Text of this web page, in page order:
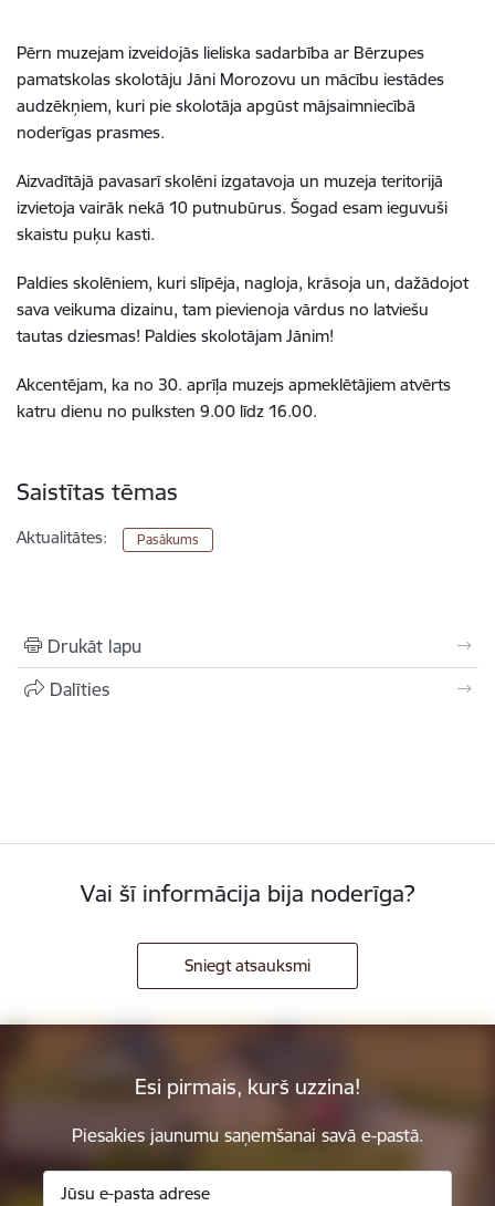
Pērn muzejam izveidojās lieliska sadarbība ar Bērzupes
pamatskolas skolotāju Jāni Morozovu un mācību iestādes
audzēkņiem, kuri pie skolotāja apgūst mājsaimniecībā
noderīgas prasmes.
Aizvadītājā pavasarī skolēni izgatavoja un muzeja teritorijā
izvietoja vairāk nekā 10 putnubūrus. Šogad esam ieguvuši
skaistu puķu kasti.
Paldies skolēniem, kuri slīpēja, nagloja, krāsoja un, dažādojot
sava veikuma dizainu, tam pievienoja vārdus no latviešu
tautas dziesmas! Paldies skolotājam Jānim!
Akcentējam, ka no 30. aprīļa muzejs apmeklētājiem atvērts
katru dienu no pulksten 9.00 līdz 16.00.
Saistītas tēmas
Aktualitātes: Pasākums
Drukāt lapu
Dalīties
Vai šī informācija bija noderīga?
Sniegt atsauksmi
Esi pirmais, kurš uzzina!
Piesakies jaunumu saņemšanai savā e-pastā.